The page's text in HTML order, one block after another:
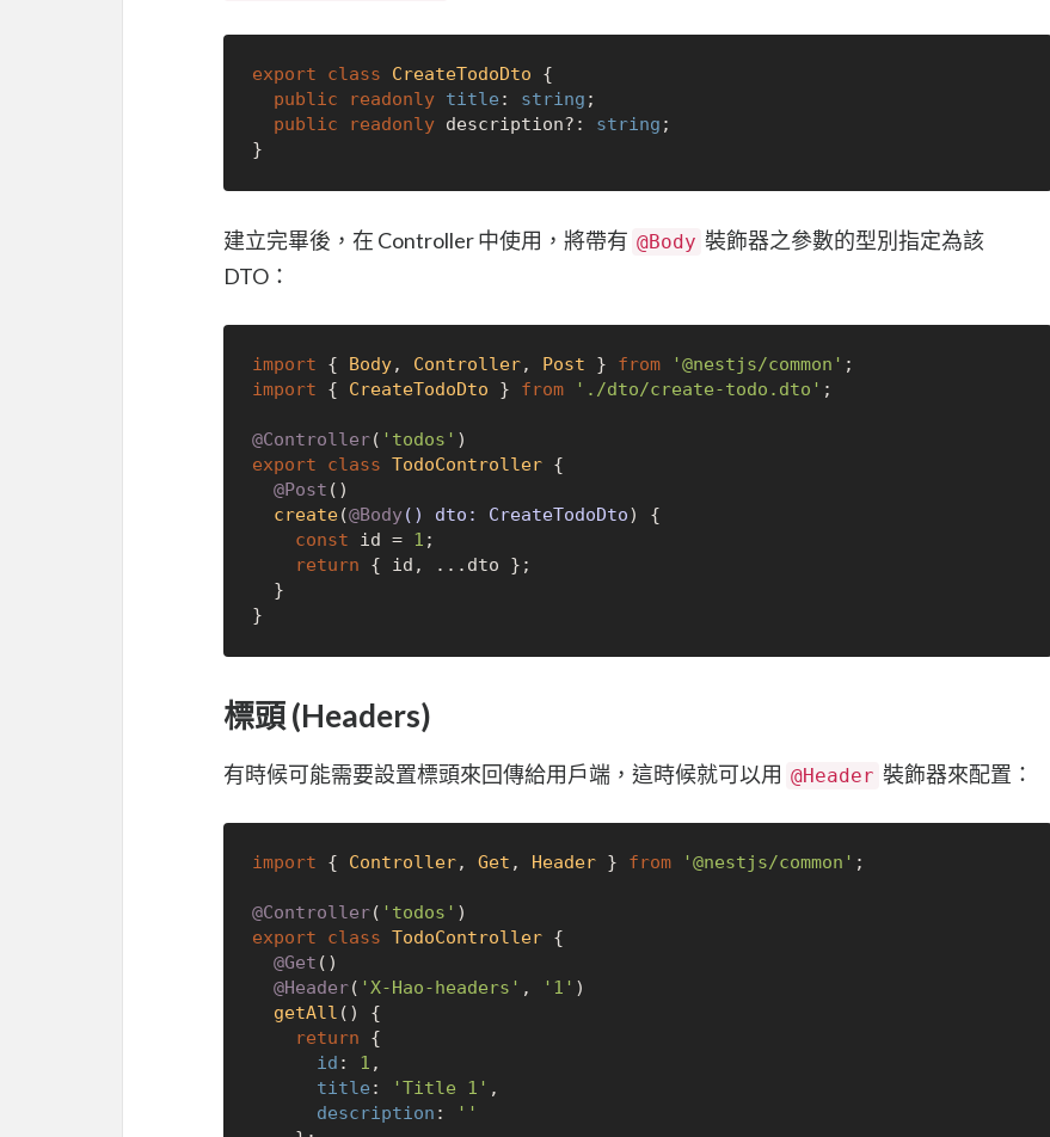
export class CreateTodoDto {
public
readonly title : string ;
public
readonly description?: string ;
建立完畢後，在 Controller 中使用，將帶有 @Body 裝飾器之參數的型別指定為該
DTO：
import { Body, Controller, Post } from '@nestjs/common'
import { CreateTodoDto } from './dto/create-todo.dto' ;
@Controller( 'todos'
export
class TodoController {
@Post ()
create(@Body() dto: CreateTodoDto) {
const id = 1 ;
return { id, ...dto };
標頭 (Headers)
有時候可能需要設置標頭來回傳給用戶端，這時候就可以用 @Header 裝飾器來配置：
import { Controller, Get , Header } from '@nestjs/common' ;
@Controller( 'todos'
export
class TodoController {
@Get ()
@Header( 'X-Hao-headers' , '1' )
getAll ( ) {
return {
id : 1 ,
title : 'Title 1' ,
description :
''